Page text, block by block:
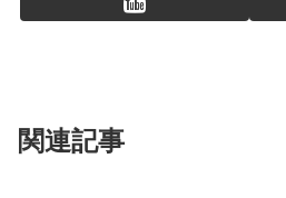
関連記事